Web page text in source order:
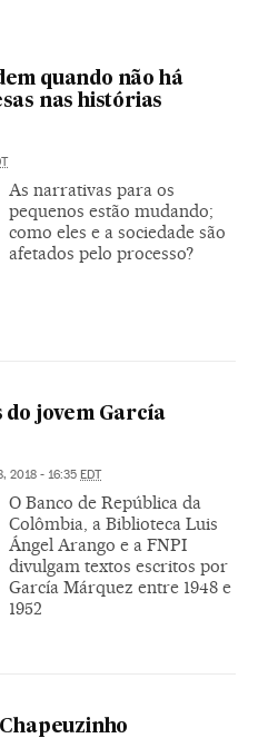
quando não há
nas histórias
As narrativas para os
pequenos estão mudando;
como eles e a sociedade são
afetados pelo processo?
do jovem García
2018 - 16:35 EDT
O Banco de República da
Colômbia, a Biblioteca Luis
Ángel Arango e a FNPI
divulgam textos escritos por
García Márquez entre 1948 e
1952